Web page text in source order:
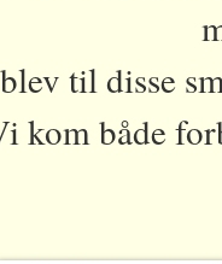
til disse
kom både